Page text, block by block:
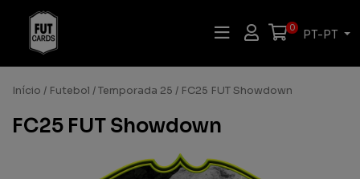
0 PT-PT
Início / Futebol /Temporada 25 / FC25 FUT Showdown
FC25 FUT Showdown